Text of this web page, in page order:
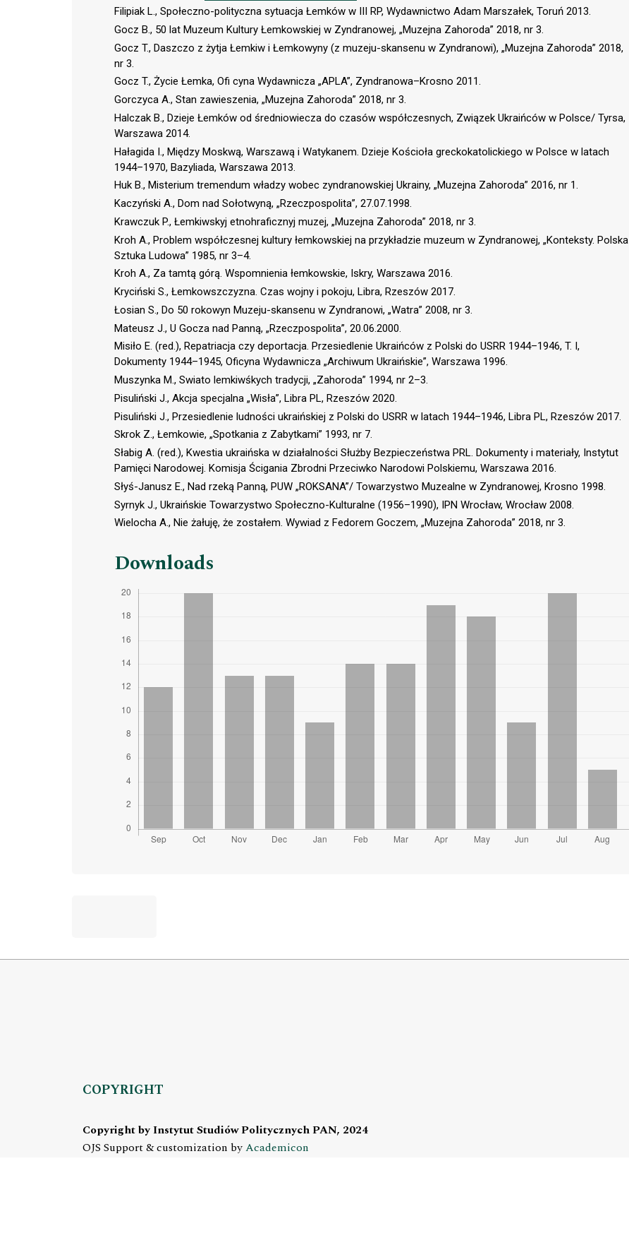
Filipiak L., Społeczno-polityczna sytuacja Łemków w III RP, Wydawnictwo Adam Marszałek, Toruń 2013.
Gocz B., 50 lat Muzeum Kultury Łemkowskiej w Zyndranowej, „Muzejna Zahoroda” 2018, nr 3.
Gocz T., Daszczo z żytja Łemkiw i Łemkowyny (z muzeju-skansenu w Zyndranowi), „Muzejna Zahoroda” 2018,
nr 3.
Gocz T., Życie Łemka, Ofi cyna Wydawnicza „APLA”, Zyndranowa–Krosno 2011.
Gorczyca A., Stan zawieszenia, „Muzejna Zahoroda” 2018, nr 3.
Halczak B., Dzieje Łemków od średniowiecza do czasów współczesnych, Związek Ukraińców w Polsce/ Tyrsa,
Warszawa 2014.
Hałagida I., Między Moskwą, Warszawą i Watykanem. Dzieje Kościoła greckokatolickiego w Polsce w latach
1944–1970, Bazyliada, Warszawa 2013.
Huk B., Misterium tremendum władzy wobec zyndranowskiej Ukrainy, „Muzejna Zahoroda” 2016, nr 1.
Kaczyński A., Dom nad Sołotwyną, „Rzeczpospolita”, 27.07.1998.
Krawczuk P., Łemkiwskyj etnohraficznyj muzej, „Muzejna Zahoroda” 2018, nr 3.
Kroh A., Problem współczesnej kultury łemkowskiej na przykładzie muzeum w Zyndranowej, „Konteksty. Polska
Sztuka Ludowa” 1985, nr 3–4.
Kroh A., Za tamtą górą. Wspomnienia łemkowskie, Iskry, Warszawa 2016.
Kryciński S., Łemkowszczyzna. Czas wojny i pokoju, Libra, Rzeszów 2017.
Łosian S., Do 50 rokowyn Muzeju-skansenu w Zyndranowi, „Watra” 2008, nr 3.
Mateusz J., U Gocza nad Panną, „Rzeczpospolita”, 20.06.2000.
Misiło E. (red.), Repatriacja czy deportacja. Przesiedlenie Ukraińców z Polski do USRR 1944–1946, T. I,
Dokumenty 1944–1945, Oficyna Wydawnicza „Archiwum Ukraińskie”, Warszawa 1996.
Muszynka M., Swiato lemkiwśkych tradycji, „Zahoroda” 1994, nr 2–3.
Pisuliński J., Akcja specjalna „Wisła”, Libra PL, Rzeszów 2020.
Pisuliński J., Przesiedlenie ludności ukraińskiej z Polski do USRR w latach 1944–1946, Libra PL, Rzeszów 2017.
Skrok Z., Łemkowie, „Spotkania z Zabytkami” 1993, nr 7.
Słabig A. (red.), Kwestia ukraińska w działalności Służby Bezpieczeństwa PRL. Dokumenty i materiały, Instytut
Pamięci Narodowej. Komisja Ścigania Zbrodni Przeciwko Narodowi Polskiemu, Warszawa 2016.
Słyś-Janusz E., Nad rzeką Panną, PUW „ROKSANA”/ Towarzystwo Muzealne w Zyndranowej, Krosno 1998.
Syrnyk J., Ukraińskie Towarzystwo Społeczno-Kulturalne (1956–1990), IPN Wrocław, Wrocław 2008.
Wielocha A., Nie żałuję, że zostałem. Wywiad z Fedorem Goczem, „Muzejna Zahoroda” 2018, nr 3.
Downloads
COPYRIGHT
Copyright by Instytut Studiów Politycznych PAN, 2024
OJS Support & customization byAcademicon